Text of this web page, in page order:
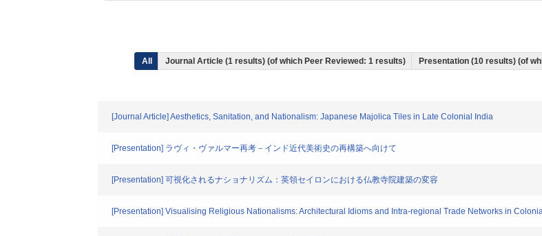
All Journal Article (1 results) (of which Peer Reviewed: 1 results) Presentation (10 results) (of
[Journal Article] Aesthetics, Sanitation, and Nationalism: Japanese Majolica Tiles in Late Colonial India
[Presentation] ラヴィ・ヴァルマー再考－インド近代美術史の再構築へ向けて
[Presentation] 可視化されるナショナリズム：英領セイロンにおける仏教寺院建築の変容
[Presentation] Visualising Religious Nationalisms: Architectural Idioms and Intra-regional Trade Networks in